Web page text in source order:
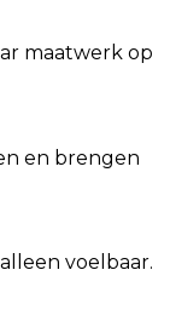
maatwerk op
en brengen
voelbaar.